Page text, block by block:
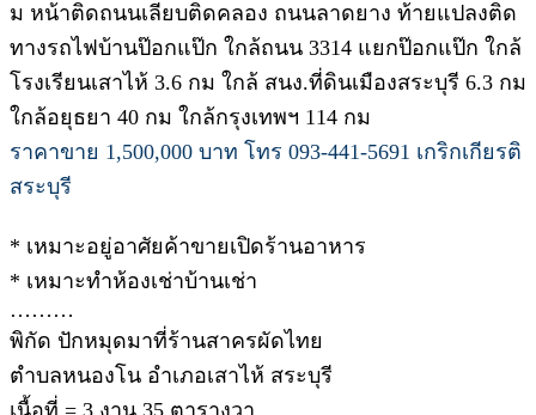
ม หน้าติดถนนเลียบติดคลอง ถนนลาดยาง ท้ายแปลงติด
ทางรถไฟบ้านป๊อกแป๊ก ใกล้ถนน 3314 แยกป๊อกแป๊ก ใกล้
โรงเรียนเสาไห้ 3.6 กม ใกล้ สนง.ที่ดินเมืองสระบุรี 6.3 กม
ใกล้อยุธยา 40 กม ใกล้กรุงเทพฯ 114 กม
ราคาขาย 1,500,000 บาท โทร 093-441-5691 เกริกเกียรติ
สระบุรี
* เหมาะอยู่อาศัยค้าขายเปิดร้านอาหาร
* เหมาะทำห้องเช่าบ้านเช่า
………
พิกัด ปักหมุดมาที่ร้านสาครผัดไทย
ตำบลหนองโน อำเภอเสาไห้ สระบุรี
เนื้อที่ = 3 งาน 35 ตารางวา